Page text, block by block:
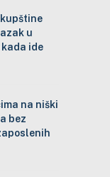
u
ide
na niški
bez